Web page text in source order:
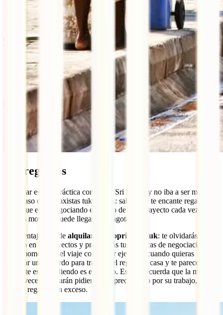
Sin regateos
Regatear es una práctica común en Sri Lanka y no iba a ser menos
en el caso de los taxistas tuktukeros: salvo que te encante regatear,
tener que estar negociando el precio de cada trayecto cada vez que
quieres moverte puede llegar a ser agotador.
Una ventaja más de alquilar tu proprio tuk tuk: te olvidarás del
regateo en los trayectos y practicarás tus técnicas de negociación en
otros momentos del viaje como, por ejemplo, cuando quieras
comprar un recuerdo para traer en el regreso a casa y te parece que
lo que te están pidiendo es excesivo. Eso sí, recuerda que la mayoría
de las veces te estarán pidiendo un precio justo por su trabajo, así
que no regatees en exceso.